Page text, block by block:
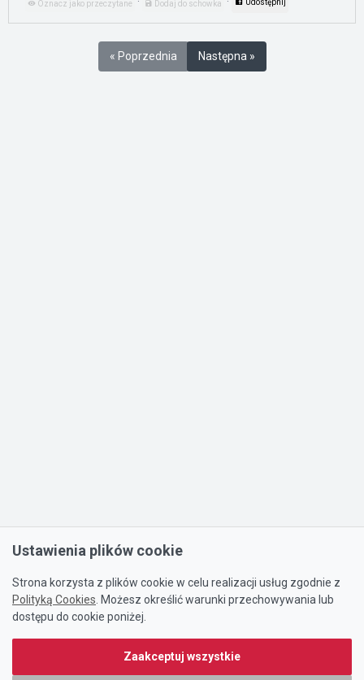
Oznacz jako przeczytane Dodaj do schowka Udostępnij
« Poprzednia Następna »
Ustawienia plików cookie
Strona korzysta z plików cookie w celu realizacji usług zgodnie z
Polityką Cookies . Możesz określić warunki przechowywania lub
dostępu do cookie poniżej.
Zaakceptuj wszystkie